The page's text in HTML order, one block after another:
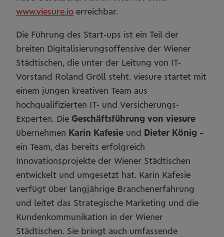
www.viesure.io erreichbar.
Die Führung des Start-ups ist ein Teil der
breiten Digitalisierungsoffensive der Wiener
Städtischen, die unter der Leitung von IT-
Vorstand Roland Gröll steht. viesure startet mit
einem jungen kreativen Team aus
hochqualifizierten IT- und Versicherungs-
Experten. Die Geschäftsführung von viesure
übernehmen Karin Kafesie und Dieter König –
ein Team, das bereits erfolgreich
Innovationsprojekte der Wiener Städtischen
entwickelt und umgesetzt hat. Karin Kafesie
verfügt über langjährige Branchenerfahrung
und leitet das Strategische Marketing und die
Kundenkommunikation in der Wiener
Städtischen. Sie bringt auch umfassende